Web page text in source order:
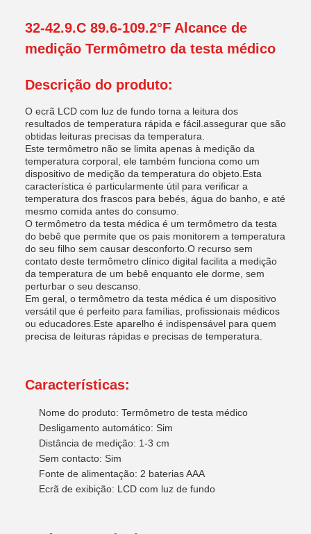
32-42.9.C 89.6-109.2°F Alcance de
medição Termômetro da testa médico
Descrição do produto:
O ecrã LCD com luz de fundo torna a leitura dos
resultados de temperatura rápida e fácil.assegurar que são
obtidas leituras precisas da temperatura.
Este termômetro não se limita apenas à medição da
temperatura corporal, ele também funciona como um
dispositivo de medição da temperatura do objeto.Esta
característica é particularmente útil para verificar a
temperatura dos frascos para bebés, água do banho, e até
mesmo comida antes do consumo.
O termômetro da testa médica é um termômetro da testa
do bebê que permite que os pais monitorem a temperatura
do seu filho sem causar desconforto.O recurso sem
contato deste termômetro clínico digital facilita a medição
da temperatura de um bebê enquanto ele dorme, sem
perturbar o seu descanso.
Em geral, o termômetro da testa médica é um dispositivo
versátil que é perfeito para famílias, profissionais médicos
ou educadores.Este aparelho é indispensável para quem
precisa de leituras rápidas e precisas de temperatura.
Características:
Nome do produto: Termômetro de testa médico
Desligamento automático: Sim
Distância de medição: 1-3 cm
Sem contacto: Sim
Fonte de alimentação: 2 baterias AAA
Ecrã de exibição: LCD com luz de fundo